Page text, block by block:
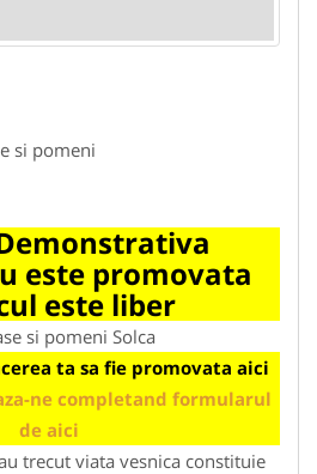
si pomeni
este promovata
este liber
si pomeni Solca
ta sa fie promovata aici
ne completand formularul
de aici
trecut viata vesnica constituie